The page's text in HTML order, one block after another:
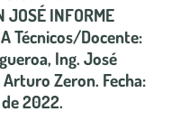
JOSÉ INFORME
Técnicos/Docente:
Ing. José
Zeron. Fecha:
2022.